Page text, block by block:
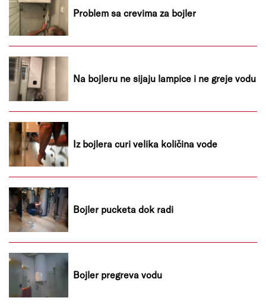
Problem sa crevima za bojler
Na bojleru ne sijaju lampice i ne greje vodu
Iz bojlera curi velika količina vode
Bojler pucketa dok radi
Bojler pregreva vodu